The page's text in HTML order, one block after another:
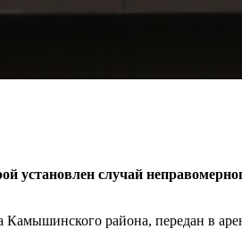
установлен случай
Камышинского района, передан в